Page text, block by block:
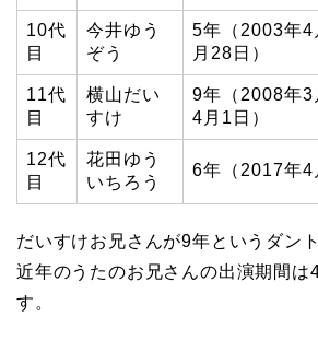
10代
目
今井ゆう
ぞう
5年（2003年
月28日）
11代
目
横山だい
すけ
9年（2008年
4月1日）
12代
目
花田ゆう
いちろう
6年（2017年4
だいすけお兄さんが9年というダン
近年のうたのお兄さんの出演期間は
す。